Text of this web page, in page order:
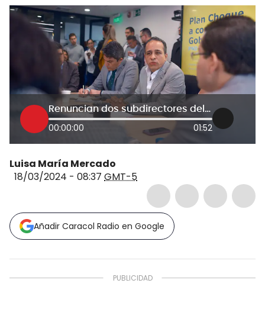
Renuncian dos subdirectores del DNP tras la llegada de Alexander López
00:00:00 01:52
Luisa María Mercado
18/03/2024 - 08:37 GMT-5
Añadir Caracol Radio en Google